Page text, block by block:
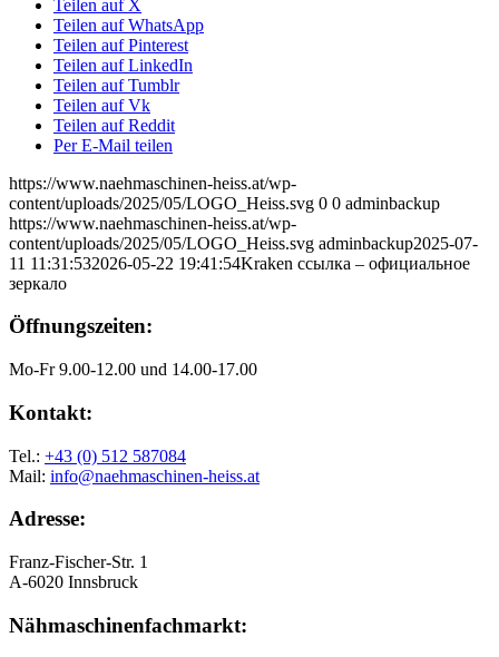
Teilen auf X
Teilen auf WhatsApp
Teilen auf Pinterest
Teilen auf LinkedIn
Teilen auf Tumblr
Teilen auf Vk
Teilen auf Reddit
Per E-Mail teilen
https://www.naehmaschinen-heiss.at/wp-
content/uploads/2025/05/LOGO_Heiss.svg 0 0 adminbackup
https://www.naehmaschinen-heiss.at/wp-
content/uploads/2025/05/LOGO_Heiss.svg adminbackup2025-07-
11 11:31:532026-05-22 19:41:54Kraken ссылка – официальное
зеркало
Öffnungszeiten:
Mo-Fr 9.00-12.00 und 14.00-17.00
Kontakt:
Tel.: +43 (0) 512 587084
Mail: info@naehmaschinen-heiss.at
Adresse:
Franz-Fischer-Str. 1
A-6020 Innsbruck
Nähmaschinenfachmarkt: